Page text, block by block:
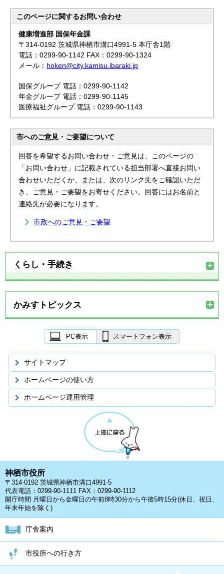
このページに関するお問い合わせ
健康増進部 国保年金課
〒314-0192 茨城県神栖市溝口4991-5 本庁舎1階
電話：0299-90-1142 FAX：0299-90-1324
メール： hoken@city.kamisu.ibaraki.jp
国保グループ 電話：0299-90-1142
年金グループ 電話：0299-90-1145
医療福祉グループ 電話：0299-90-1143
市へのご意見・ご要望について
回答を希望するお問い合わせ・ご意見は、このページの
「お問い合わせ」に記載されている担当部署へ直接お問い
合わせいただくか、または、次のリンク先をご確認いただ
き、ご意見・ご要望をお寄せください。回答にはお名前と
連絡先が必要になります。
市政へのご意見・ご要望
くらし・手続き
かみすトピックス
PC表示 スマートフォン表示
サイトマップ
ホームページの使い方
ホームページ運用管理
神栖市役所
〒314-0192 茨城県神栖市溝口4991-5
代表電話：0299-90-1111 FAX：0299-90-1112
開庁時間 月曜日から金曜日の午前8時30分から午後5時15分(休日、祝日、
年末年始を除く)
庁舎案内
市役所への行き方